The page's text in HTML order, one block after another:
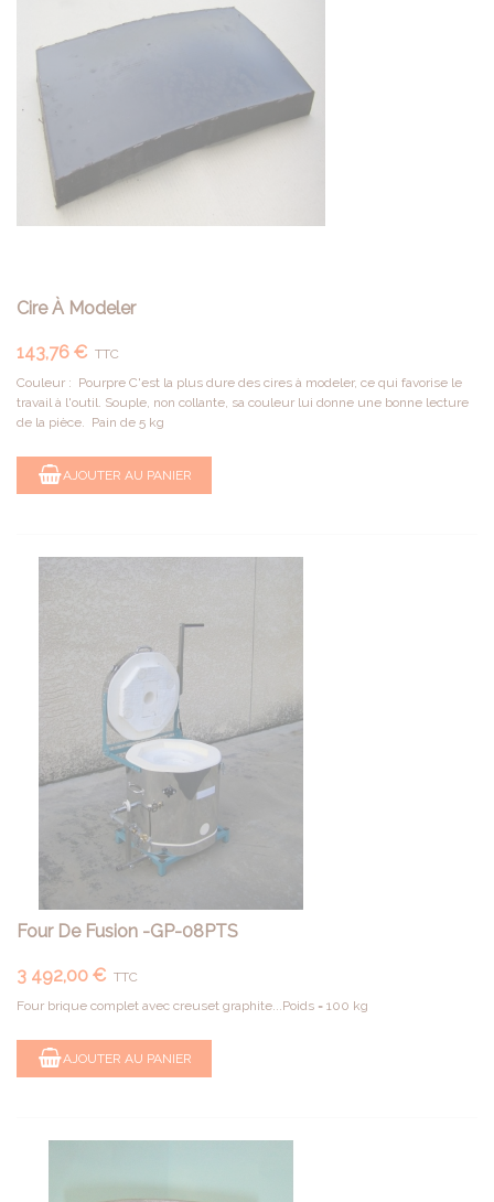
Cire À Modeler
143,76 € TTC
Couleur : Pourpre C'est la plus dure des cires à modeler, ce qui favorise le
travail à l'outil. Souple, non collante, sa couleur lui donne une bonne lecture
de la pièce. Pain de 5 kg
AJOUTER AU PANIER
Four De Fusion -GP-08PTS
3 492,00 € TTC
Four brique complet avec creuset graphite...Poids = 100 kg
AJOUTER AU PANIER